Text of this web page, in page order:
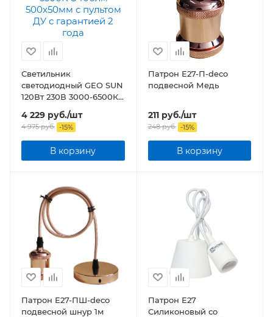
Светильник
светодиодный GEO SUN
120Вт 230В 3000-6500К
8400лм 500x50мм с
пультом ДУ
4 229 руб./шт
4 975руб. -15%
В корзину
Патрон Е27-П-deco
подвесной Медь
211руб./шт
248руб. -15%
В корзину
Патрон Е27-ПШ-deco
подвесной шнур 1м
Патрон Е27
Силиконовый со